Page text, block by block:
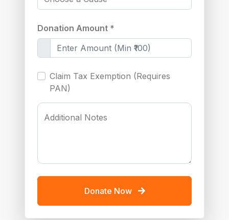
Donation Amount *
Claim Tax Exemption (Requires
PAN)
Additional Notes
Donate Now